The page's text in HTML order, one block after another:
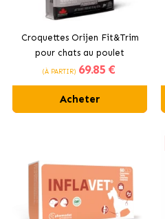
Croquettes Orijen Fit&Trim
pour chats au poulet
(À PARTIR) 69.85 €
Acheter